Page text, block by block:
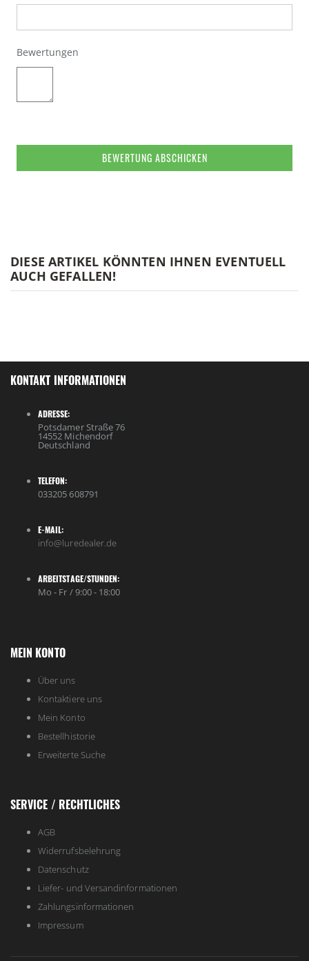
Bewertungen
BEWERTUNG ABSCHICKEN
DIESE ARTIKEL KÖNNTEN IHNEN EVENTUELL
AUCH GEFALLEN!
KONTAKT INFORMATIONEN
ADRESSE:
Potsdamer Straße 76
14552 Michendorf
Deutschland
TELEFON:
033205 608791
E-MAIL:
info@luredealer.de
ARBEITSTAGE/STUNDEN:
Mo - Fr / 9:00 - 18:00
MEIN KONTO
Über uns
Kontaktiere uns
Mein Konto
Bestellhistorie
Erweiterte Suche
SERVICE / RECHTLICHES
AGB
Widerrufsbelehrung
Datenschutz
Liefer- und Versandinformationen
Zahlungsinformationen
Impressum